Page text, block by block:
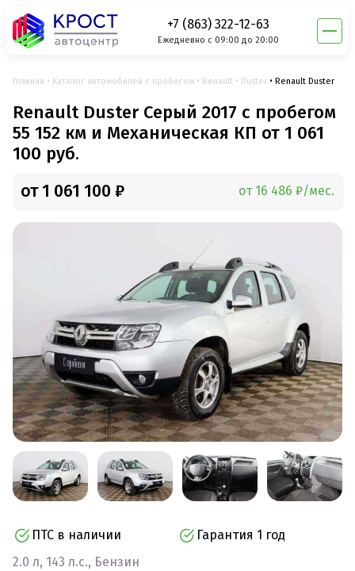
+7 (863) 322-12-63
Ежедневно с 09:00 до 20:00
Главная Каталог автомобилей с пробегом Renault Duster Renault Duster
Renault Duster Серый 2017 с пробегом
55 152 км и Механическая КП от 1 061
100 руб.
от 1 061 100 ₽ от 16 486 ₽/мес.
ПТС в наличии
Гарантия 1 год
2.0 л, 143 л.с., Бензин